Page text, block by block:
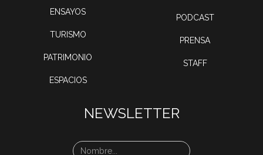
ENSAYOS
TURISMO
PATRIMONIO
ESPACIOS
PODCAST
PRENSA
STAFF
NEWSLETTER